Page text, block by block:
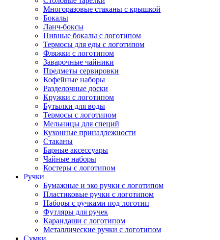
Многоразовые стаканы с крышкой
Бокалы
Ланч-боксы
Пивные бокалы с логотипом
Термосы для еды с логотипом
Фляжки с логотипом
Заварочные чайники
Предметы сервировки
Кофейные наборы
Разделочные доски
Кружки с логотипом
Бутылки для воды
Термосы с логотипом
Мельницы для специй
Кухонные принадлежности
Стаканы
Барные аксессуары
Чайные наборы
Костеры с логотипом
Ручки
Бумажные и эко ручки с логотипом
Пластиковые ручки с логотипом
Наборы с ручками под логотип
Футляры для ручек
Карандаши с логотипом
Металлические ручки с логотипом
Сумки